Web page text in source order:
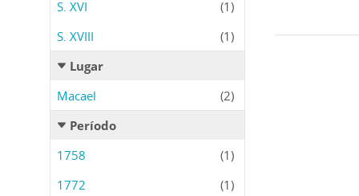
S. XVI
(1)
S. XVIII
(1)
Lugar
Macael
(2)
Período
1758
(1)
1772
(1)